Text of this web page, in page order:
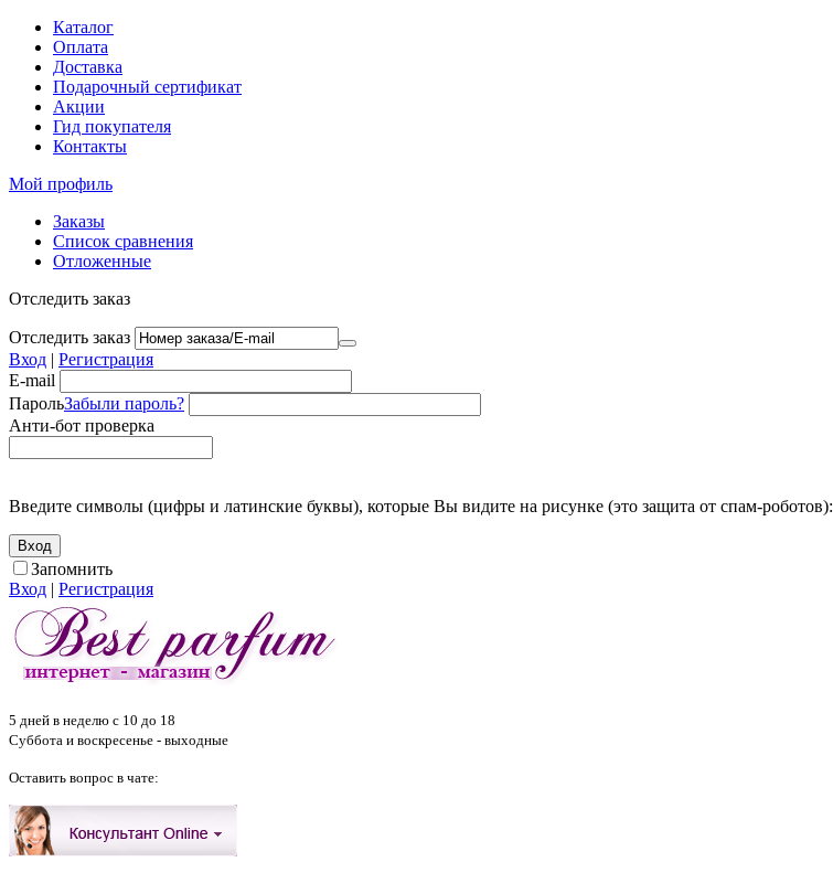
Каталог
Оплата
Доставка
Подарочный сертификат
Акции
Гид покупателя
Контакты
Мой профиль
Заказы
Список сравнения
Отложенные
Отследить заказ
Отследить заказ
Вход | Регистрация
E-mail
ПарольЗабыли пароль?
Анти-бот проверка
Введите символы (цифры и латинские буквы), которые Вы видите на рисунке (это защита от спам-роботов):
Запомнить
Вход | Регистрация
5 дней в неделю с 10 до 18
Суббота и воскресенье - выходные
Оставить вопрос в чате: